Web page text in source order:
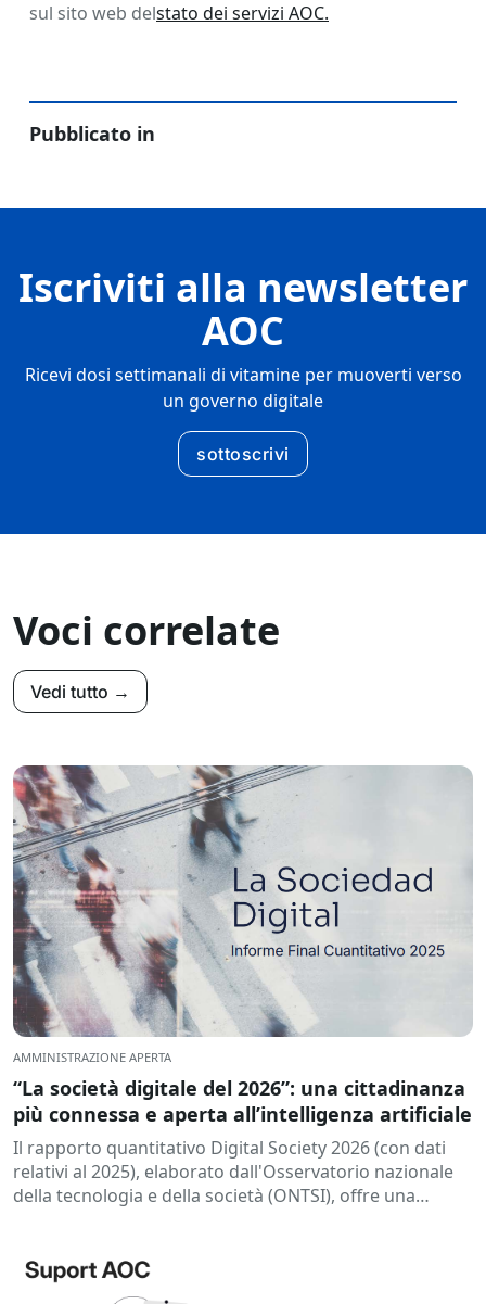
sul sito web delstato dei servizi AOC.
Pubblicato in
Iscriviti alla newsletter
AOC
Ricevi dosi settimanali di vitamine per muoverti verso
un governo digitale
sottoscrivi
Voci correlate
Vedi tutto →
AMMINISTRAZIONE APERTA
“La società digitale del 2026”: una cittadinanza
più connessa e aperta all’intelligenza artificiale
Il rapporto quantitativo Digital Society 2026 (con dati
relativi al 2025), elaborato dall'Osservatorio nazionale
della tecnologia e della società (ONTSI), offre una